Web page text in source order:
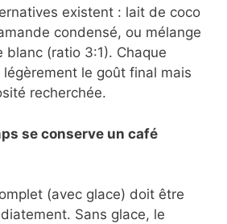
existent : lait de coco
condensé, ou mélange
blanc (ratio 3:1). Chaque
le goût final mais
recherchée.
se conserve un café
(avec glace) doit être
Sans glace, le